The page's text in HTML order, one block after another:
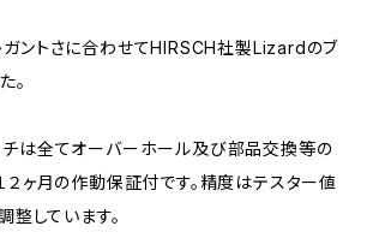
ガントさに合わせてHIRSCH社製Lizardのブ
。
は全てオーバーホール及び部品交換等の
２ヶ月の作動保証付です。精度はテスター値
しています。